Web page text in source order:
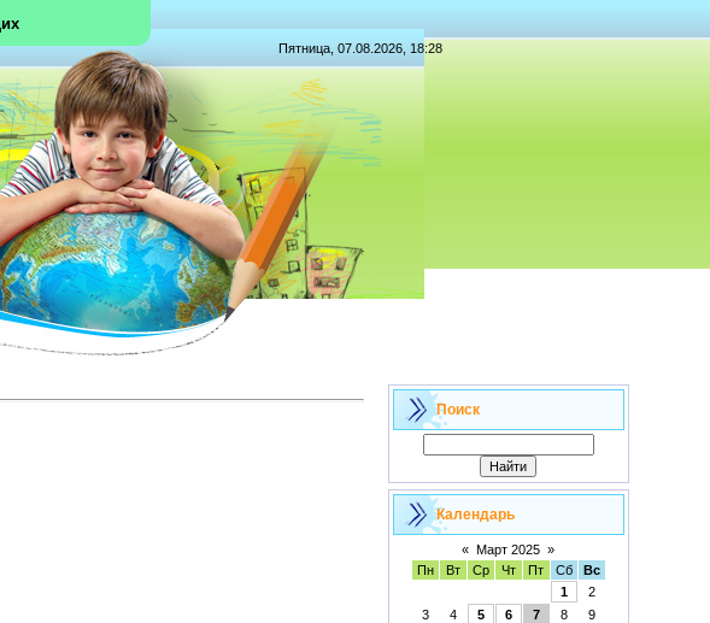
Пятница, 07.08.2026, 18:28
Поиск
Календарь
« Март 2025 »
Пн
Вт Ср Чт Пт Сб
Вс
1
2
3
4 5 6 7 8
9